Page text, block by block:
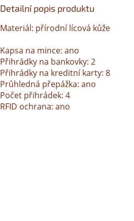
Detailní popis produktu
Materiál: přírodní lícová kůže
Kapsa na mince: ano
Přihrádky na bankovky: 2
Přihrádky na kreditní karty: 8
Průhledná přepážka: ano
Počet přihrádek: 4
RFID ochrana: ano